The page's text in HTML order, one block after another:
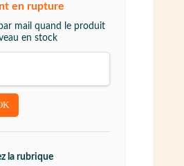
en rupture
mail quand le produit
en stock
la rubrique